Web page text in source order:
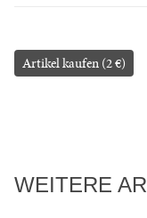
Artikel kaufen (2 €)
WEITERE